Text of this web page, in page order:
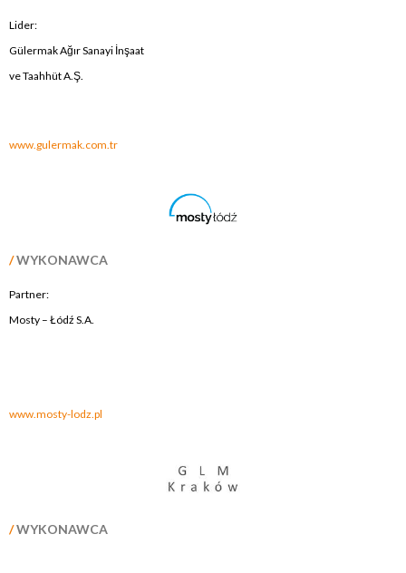
Lider:
Gülermak Ağır Sanayi İnşaat
ve Taahhüt A.Ş.
www.gulermak.com.tr
/WYKONAWCA
Partner:
Mosty – Łódź S.A.
www.mosty-lodz.pl
/WYKONAWCA